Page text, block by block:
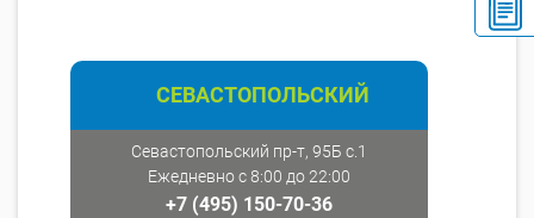
СЕВАСТОПОЛЬСКИЙ
Севастопольский пр-т, 95Б с.1
Ежедневно с 8:00 до 22:00
+7 (495) 150-70-36